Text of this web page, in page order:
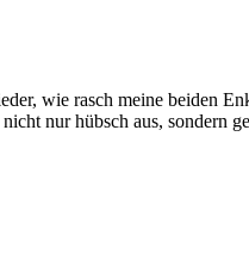
wie rasch meine beiden
nur hübsch aus, sondern